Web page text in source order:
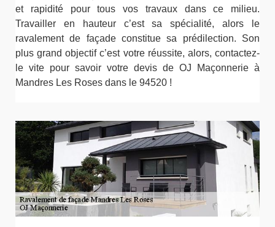
et rapidité pour tous vos travaux dans ce milieu.
Travailler en hauteur c’est sa spécialité, alors le
ravalement de façade constitue sa prédilection. Son
plus grand objectif c’est votre réussite, alors, contactez-
le vite pour savoir votre devis de OJ Maçonnerie à
Mandres Les Roses dans le 94520 !